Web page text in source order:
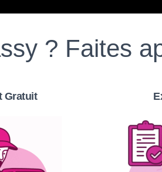
? Faites
Gratuit